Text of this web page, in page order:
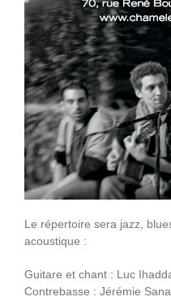
Le répertoire sera jazz,
acoustique :
Guitare et chant : Luc
Contrebasse : Jérémie